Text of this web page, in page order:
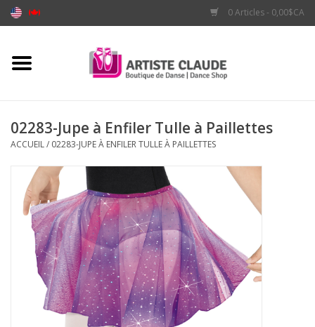
0 Articles - 0,00$CA
Accueil
Vêtements
Souliers
Marques
02283-Jupe à Enfiler Tulle à Paillettes
ACCUEIL/ 02283-JUPE À ENFILER TULLE À PAILLETTES